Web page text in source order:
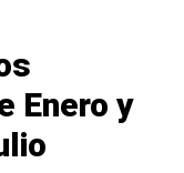
Enero y